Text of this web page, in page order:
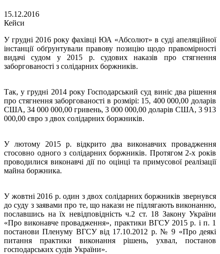
15.12.2016
Кейси
У грудні 2016 року фахівці ЮА «Абсолют» в суді апеляційної
інстанції обґрунтували правову позицію щодо правомірності
видачі судом у 2015 р. судових наказів про стягнення
заборгованості з солідарних боржників.
Так, у грудні 2014 року Господарський суд виніс два рішення
про стягнення заборгованості в розмірі: 15, 400 000,00 доларів
США, 34 000 000,00 гривень, 3 000 000,00 доларів США, 3 913
000,00 євро з двох солідарних боржників.
У лютому 2015 р. відкрито два виконавчих провадження
стосовно одного з солідарних боржників. Протягом 2-х років
проводилися виконавчі дії по оцінці та примусової реалізації
майна боржника.
У жовтні 2016 р. один з двох солідарних боржників звернувся
до суду з заявами про те, що накази не підлягають виконанню,
пославшись на їх невідповідність ч.2 ст. 18 Закону України
«Про виконавче провадження», практики ВГСУ 2015 р. і п. 1
постанови Пленуму ВГСУ від 17.10.2012 р. № 9 «Про деякі
питання практики виконання рішень, ухвал, постанов
господарських судів України».